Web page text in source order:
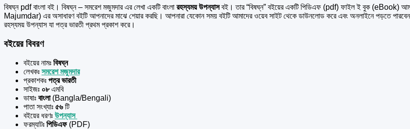
বিষঘ্ন pdf বাংলা বই। বিষঘ্ন – সমরেশ মজুমদার এর লেখা একটি বাংলা রহস্যময় উপন্যাসবই। তার “বিষঘ্ন” বইয়ের একটি পিডিএফ (pdf) ফাইল ই বুক (eBook)
Majumdar) এর অসাধারণ বইটি আপনাদের মাঝে শেয়ার করছি। আপনারা যেকোন সময় বইটি আমাদের ওয়েব সাইট থেকে ডাউনলোড করে এবং অনলাইনে পড়তে
রহস্যময় উপন্যাস যা পত্র ভারতী প্রথম প্রকাশ করে।
বইয়ের বিবরণ
বইয়ের নামঃ বিষঘ্ন
লেখকঃ সমরেশ মজুমদার
প্রকাশকঃ পত্র ভারতী
সাইজঃ ০৮এমবি
ভাষাঃ বাংলা (Bangla/Bengali)
পাতা সংখ্যাঃ ৫৬ টি
বইয়ের ধরণঃ উপন্যাস
ফরম্যাটঃ পিডিএফ (PDF)